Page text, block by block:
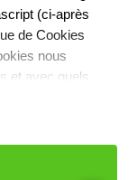
(ci-après
de Cookies
nous
et avec quels